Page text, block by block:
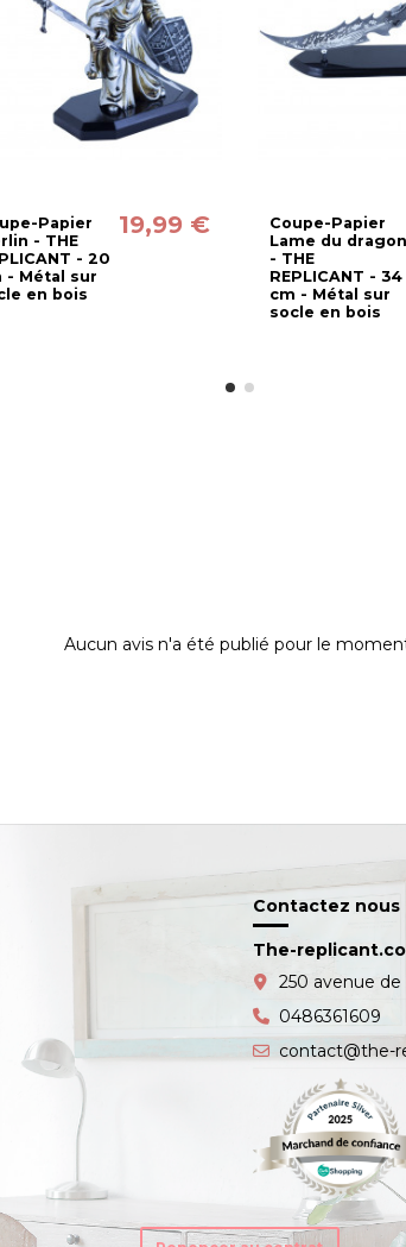
Papier
- THE
- 20
- Métal sur
en bois
19,99 €
Coupe-Papier
Lame du dragon
- THE
REPLICANT - 34
cm - Métal sur
socle en bois
Aucun avis n'a été publié pour le
Contactez nous
The-
250 avenue
0486361609
contact@the-